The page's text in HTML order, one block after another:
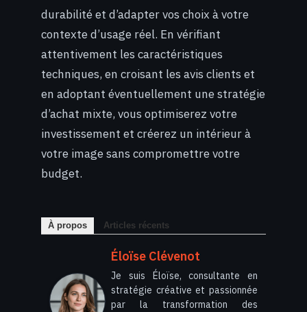
durabilité et d’adapter vos choix à votre
contexte d’usage réel. En vérifiant
attentivement les caractéristiques
techniques, en croisant les avis clients et
en adoptant éventuellement une stratégie
d’achat mixte, vous optimiserez votre
investissement et créerez un intérieur à
votre image sans compromettre votre
budget.
À propos Articles récents
Éloïse Clévenot
Je suis Éloïse, consultante en
stratégie créative et passionnée
par la transformation des